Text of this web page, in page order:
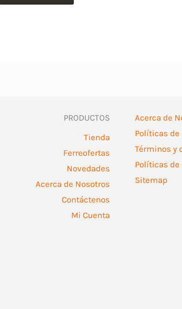
PRODUCTOS
Tienda
Ferreofertas
Novedades
Acerca de Nosotros
Contáctenos
Mi Cuenta
Acerca de
Políticas de
Términos y
Políticas de
Sitemap